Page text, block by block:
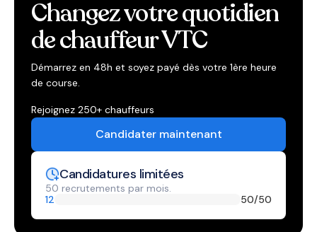
Changez votre quotidien
de chauffeur VTC
Démarrez en 48h et soyez payé dès votre 1ère heure
de course.
Rejoignez 250+ chauffeurs
Candidater maintenant
Candidatures limitées
50 recrutements par mois.
12
50/50